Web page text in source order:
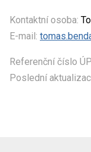
Kontaktní osoba:
E-mail:
Referenční číslo
Poslední